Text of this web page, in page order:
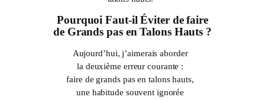
Pourquoi Faut-il Éviter de faire
de Grands pas en Talons Hauts ?
Aujourd’hui, j’aimerais aborder
la deuxième erreur courante :
faire de grands pas en talons hauts,
une habitude souvent ignorée